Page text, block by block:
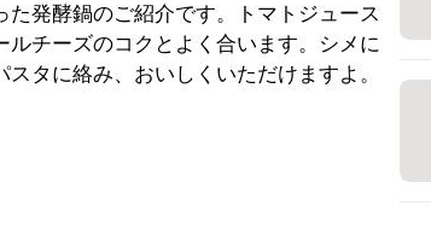
発酵鍋のご紹介です。トマトジュース
チーズのコクとよく合います。シメに
タに絡み、おいしくいただけますよ。